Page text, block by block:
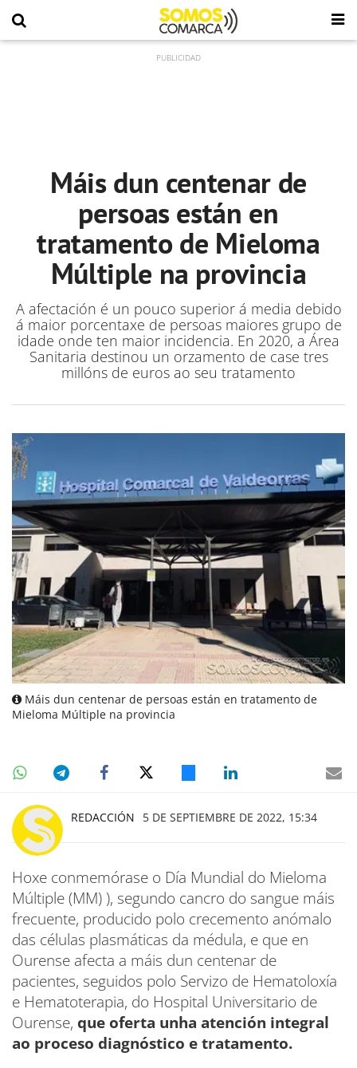
Máis dun centenar de
persoas están en
tratamento de Mieloma
Múltiple na provincia
A afectación é un pouco superior á media debido
á maior porcentaxe de persoas maiores grupo de
idade onde ten maior incidencia. En 2020, a Área
Sanitaria destinou un orzamento de case tres
millóns de euros ao seu tratamento
Máis dun centenar de persoas están en tratamento de
Mieloma Múltiple na provincia
REDACCIÓN 5 DE SEPTIEMBRE DE 2022, 15:34
Hoxe conmemórase o Día Mundial do Mieloma
Múltiple (MM) ), segundo cancro do sangue máis
frecuente, producido polo crecemento anómalo
das células plasmáticas da médula, e que en
Ourense afecta a máis dun centenar de
pacientes, seguidos polo Servizo de Hematoloxía
e Hematoterapia, do Hospital Universitario de
Ourense, que oferta unha atención integral
ao proceso diagnóstico e tratamento.